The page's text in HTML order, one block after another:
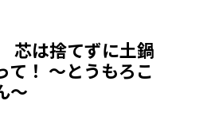
芯は捨てずに土鍋
て！ ～とうもろこ
～